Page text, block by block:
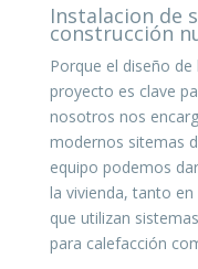
Instalacion de
construcción
Porque el diseño
proyecto es clave
nosotros nos
modernos sitemas
equipo podemos
la vivienda, tanto
que utilizan
para calefacción